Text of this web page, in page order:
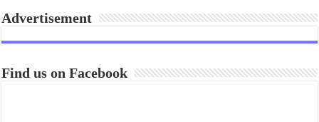
Advertisement
Find us on Facebook